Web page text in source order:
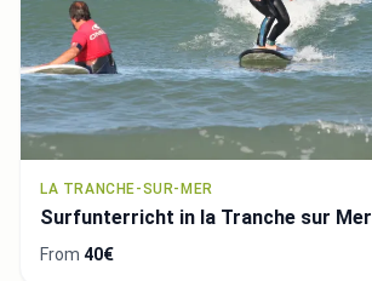
LA TRANCHE-SUR-MER
Surfunterricht in la Tranche sur Mer
From 40€